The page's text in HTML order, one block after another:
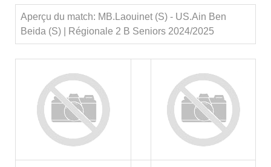
Aperçu du match: MB.Laouinet (S) - US.Ain Ben
Beida (S) | Régionale 2 B Seniors 2024/2025